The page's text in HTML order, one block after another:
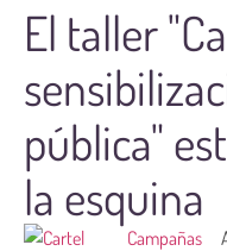
El taller
pública"
la esquina